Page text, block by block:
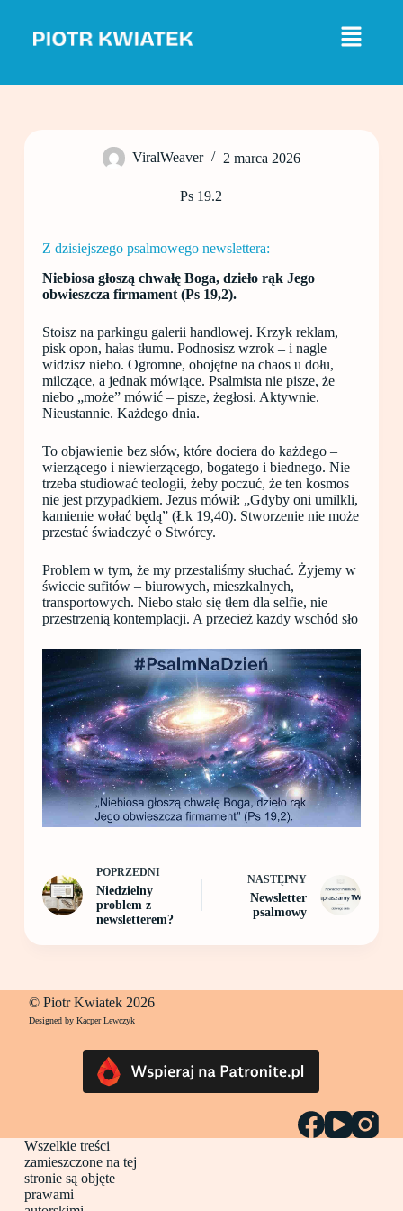
j
ViralWeaver 2 marca 2026
Ps 19.2
Z dzisiejszego psalmowego newslettera:
Niebiosa głoszą chwałę Boga, dzieło rąk Jego
obwieszcza firmament (Ps 19,2).
Stoisz na parkingu galerii handlowej. Krzyk reklam,
pisk opon, hałas tłumu. Podnosisz wzrok – i nagle
widzisz niebo. Ogromne, obojętne na chaos u dołu,
milczące, a jednak mówiące. Psalmista nie pisze, że
niebo „może” mówić – pisze, żegłosi. Aktywnie.
Nieustannie. Każdego dnia.
To objawienie bez słów, które dociera do każdego –
wierzącego i niewierzącego, bogatego i biednego. Nie
trzeba studiować teologii, żeby poczuć, że ten kosmos
nie jest przypadkiem. Jezus mówił: „Gdyby oni umilkli,
kamienie wołać będą” (Łk 19,40). Stworzenie nie może
przestać świadczyć o Stwórcy.
Problem w tym, że my przestaliśmy słuchać. Żyjemy w
świecie sufitów – biurowych, mieszkalnych,
transportowych. Niebo stało się tłem dla selfie, nie
przestrzenią kontemplacji. A przecież każdy wschód sło
POPRZEDNI
Niedzielny
problem z
newsletterem?
NASTĘPNY
Newsletter
psalmowy
© Piotr Kwiatek 2026
Designed by Kacper Lewczyk
Wszelkie treści
zamieszczone na tej
stronie są objęte
prawami